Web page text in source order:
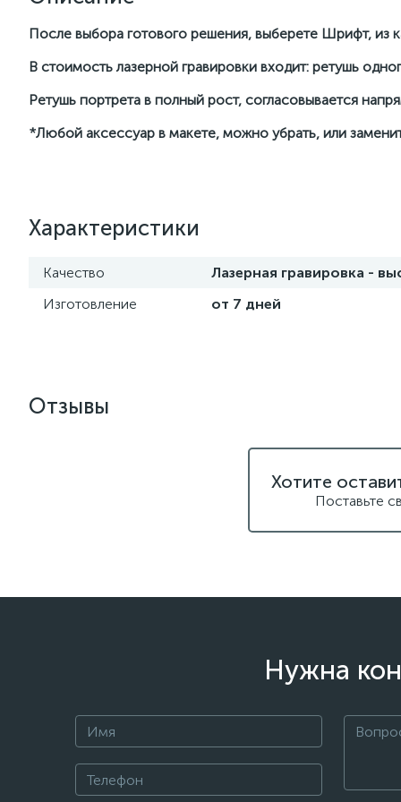
После выбора готового решения, выберете Шрифт, из
В стоимость лазерной гравировки входит: ретушь
Ретушь портрета в полный рост, согласовывается
*Любой аксессуар в макете, можно убрать, или
Характеристики
Качество
Лазерная гравировка -
Изготовление
от 7 дней
Отзывы
Хотите
Поставьте
Нужна